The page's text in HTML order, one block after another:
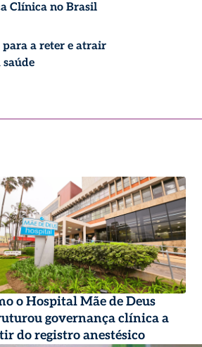
Clínica no Brasil
para a reter e atrair
o Hospital Mãe de Deus
governança clínica a
do registro anestésico